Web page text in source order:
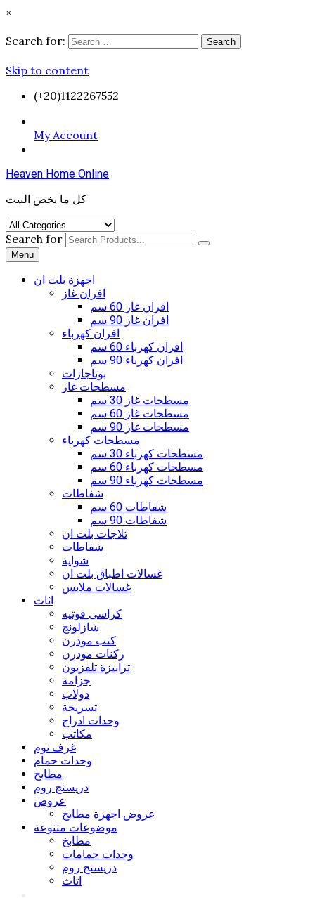
×
Search for:
Search
Skip to content
(+20)1122267552
My Account
Heaven Home Online
كل ما يخص البيت
Search for
Menu
اجهزة بلت ان
افران غاز
افران غاز 60 سم
افران غاز 90 سم
افران كهرباء
افران كهرباء 60 سم
افران كهرباء 90 سم
بوتاجازات
مسطحات غاز
مسطحات غاز 30 سم
مسطحات غاز 60 سم
مسطحات غاز 90 سم
مسطحات كهرباء
مسطحات كهرباء 30 سم
مسطحات كهرباء 60 سم
مسطحات كهرباء 90 سم
شفاطات
شفاطات 60 سم
شفاطات 90 سم
ثلاجات بلت ان
شفاطات
شواية
غسالات اطباق بلت ان
غسالات ملابس
اثاث
كراسى فوتيه
شازلونج
كنب مودرن
ركنات مودرن
ترابيزة تلفزيون
جزامة
دولاب
تسريحة
وحدات ادراج
مكاتب
غرف نوم
وحدات حمام
مطابخ
دريسنج روم
عروض
عروض اجهزة مطابخ
موضوعات متنوعة
مطابخ
وحدات حمامات
دريسنج روم
اثاث